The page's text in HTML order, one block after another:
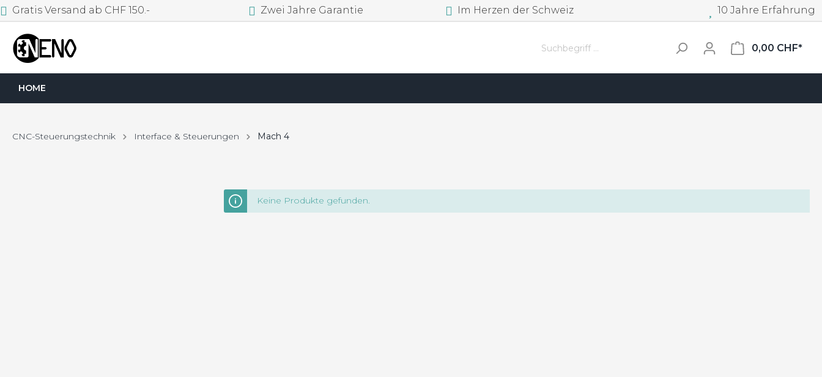
Gratis Versand ab CHF 150.- Zwei Jahre Garantie Im Herzen der Schweiz 10 Jahre Erfahrung
0,00 CHF*
HOME
CNC-Steuerungstechnik Interface & Steuerungen Mach 4
Keine Produkte gefunden.